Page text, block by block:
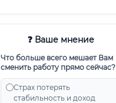
❓ Ваше мнение
Что больше всего мешает Вам
сменить работу прямо сейчас?
Страх потерять
стабильность и доход